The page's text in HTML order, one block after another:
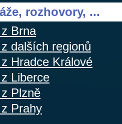
rozhovory, ...
Brna
dalších regionů
Hradce Králové
Liberce
Plzně
Prahy